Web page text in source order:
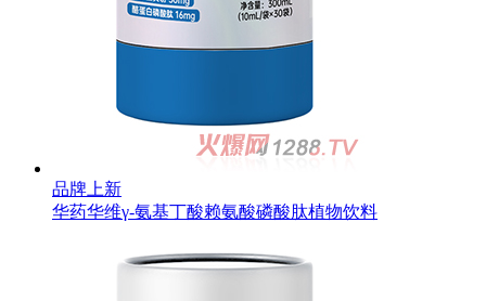
品牌上新
华药华维γ-氨基丁酸赖氨酸磷酸肽植物饮料